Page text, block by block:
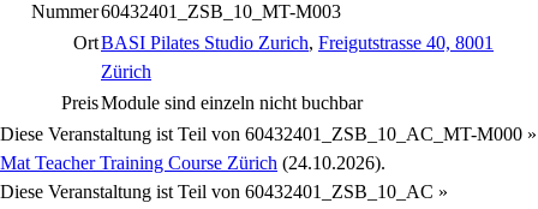
Nummer60432401_ZSB_10_MT-M003
OrtBASI Pilates Studio Zurich, Freigutstrasse 40, 8001
Zürich
PreisModule sind einzeln nicht buchbar
Diese Veranstaltung ist Teil von 60432401_ZSB_10_AC_MT-M000 »
Mat Teacher Training Course Zürich (24.10.2026).
Diese Veranstaltung ist Teil von 60432401_ZSB_10_AC »